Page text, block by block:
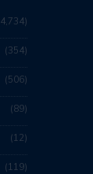
4,734
354
506
89
12
119